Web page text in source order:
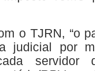
o TJRN, “o
judicial por
servidor